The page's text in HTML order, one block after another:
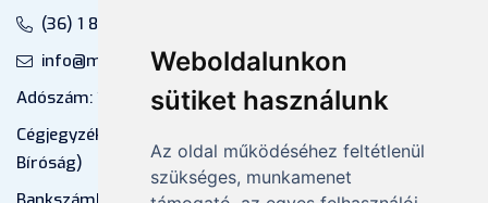
Weboldalunkon
sütiket használunk
Az oldal működéséhez feltétlenül
szükséges, munkamenet
(36) 1 880 76 00
info@mprx.hu
Adószám: 13598145-2-41
Cégjegyzékszám: 01-09-883770 (Fővárosi
Bíróság)